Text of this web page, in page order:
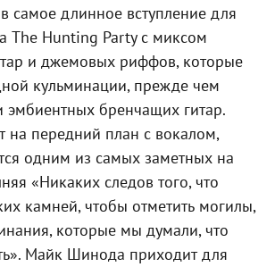
самое длинное вступление для
The Hunting Party с миксом
и джемовых риффов, которые
кульминации, прежде чем
эмбиентных бренчащих гитар.
на передний план с вокалом,
одним из самых заметных на
«Никаких следов того, что
камней, чтобы отметить могилы,
которые мы думали, что
Майк Шинода приходит для